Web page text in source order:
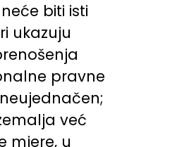
biti isti
ukazuju
pravne
već
mjere, u